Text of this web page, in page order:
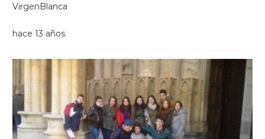
VirgenBlanca
hace 13 años